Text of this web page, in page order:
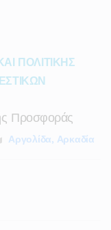
ΠΟΛΙΤΙΚΗΣ
Προσφοράς
Αργολίδα, Αρκαδία